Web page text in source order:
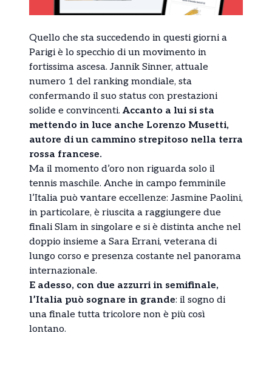
Quello che sta succedendo in questi giorni a
Parigi è lo specchio di un movimento in
fortissima ascesa. Jannik Sinner, attuale
numero 1 del ranking mondiale, sta
confermando il suo status con prestazioni
solide e convincenti. Accanto a lui si sta
mettendo in luce anche Lorenzo Musetti,
autore di un cammino strepitoso nella terra
rossa francese.
Ma il momento d’oro non riguarda solo il
tennis maschile. Anche in campo femminile
l’Italia può vantare eccellenze: Jasmine Paolini,
in particolare, è riuscita a raggiungere due
finali Slam in singolare e si è distinta anche nel
doppio insieme a Sara Errani, veterana di
lungo corso e presenza costante nel panorama
internazionale.
E adesso, con due azzurri in semifinale,
l’Italia può sognare in grande: il sogno di
una finale tutta tricolore non è più così
lontano.